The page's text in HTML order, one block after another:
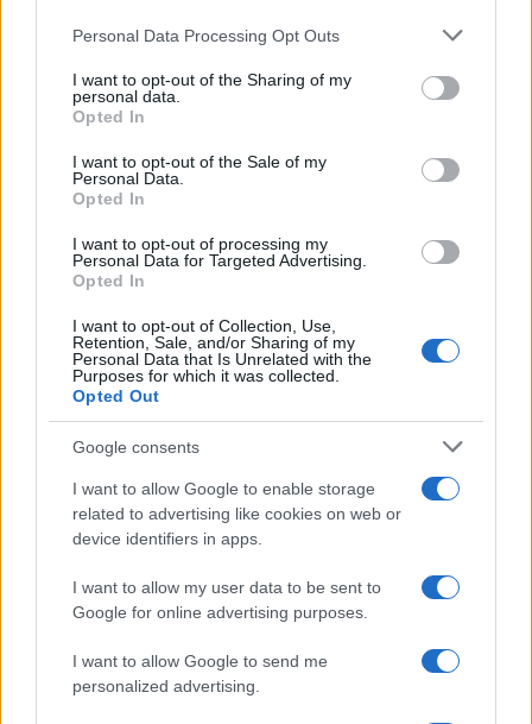
Please note that this website/app uses one or more Google
not limited to your visit or usage behaviour. You may click to
grant or deny consent to Google and its third-party tags to
use your data for below specified purposes in below Google
consent section.
Personal Data Processing Opt Outs
I want to opt-out of the Sharing of my
personal data.
Opted In
I want to opt-out of the Sale of my
Personal Data.
Opted In
I want to opt-out of processing my
Personal Data for Targeted Advertising.
Opted In
I want to opt-out of Collection, Use,
Retention, Sale, and/or Sharing of my
Personal Data that Is Unrelated with the
Purposes for which it was collected.
Opted Out
Google consents
I want to allow Google to enable storage
related to advertising like cookies on web or
device identifiers in apps.
I want to allow my user data to be sent to
Google for online advertising purposes.
I want to allow Google to send me
personalized advertising.
Petrolio in calo: Brent a 88.9 dollari, ribassi diffusi tra le
materie prime
NEWS
Petrolio in calo: Brent a 91,82$, ribassi a due cifre per greggio